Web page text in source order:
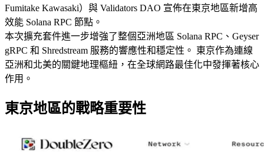
Fumitake Kawasaki）與 Validators DAO 宣佈在東京地區新增高
效能 Solana RPC 節點。
本次擴充套件進一步增強了整個亞洲地區 Solana RPC、Geyser
gRPC 和 Shredstream 服務的響應性和穩定性。 東京作為連線
亞洲和北美的關鍵地理樞紐，在全球網路最佳化中發揮著核心
作用。
東京地區的戰略重要性